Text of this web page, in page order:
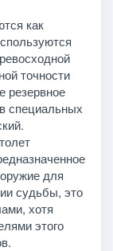
как
точности
резервное
специальных
для
судьбы, это
хотя
этого